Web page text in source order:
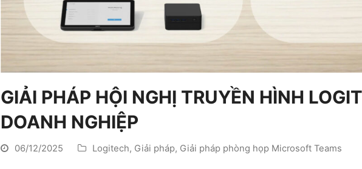
GIẢI PHÁP HỘI NGHỊ TRUYỀN HÌNH
DOANH NGHIỆP
06/12/2025 Logitech, Giải pháp, Giải pháp phòng họp Microsoft Teams